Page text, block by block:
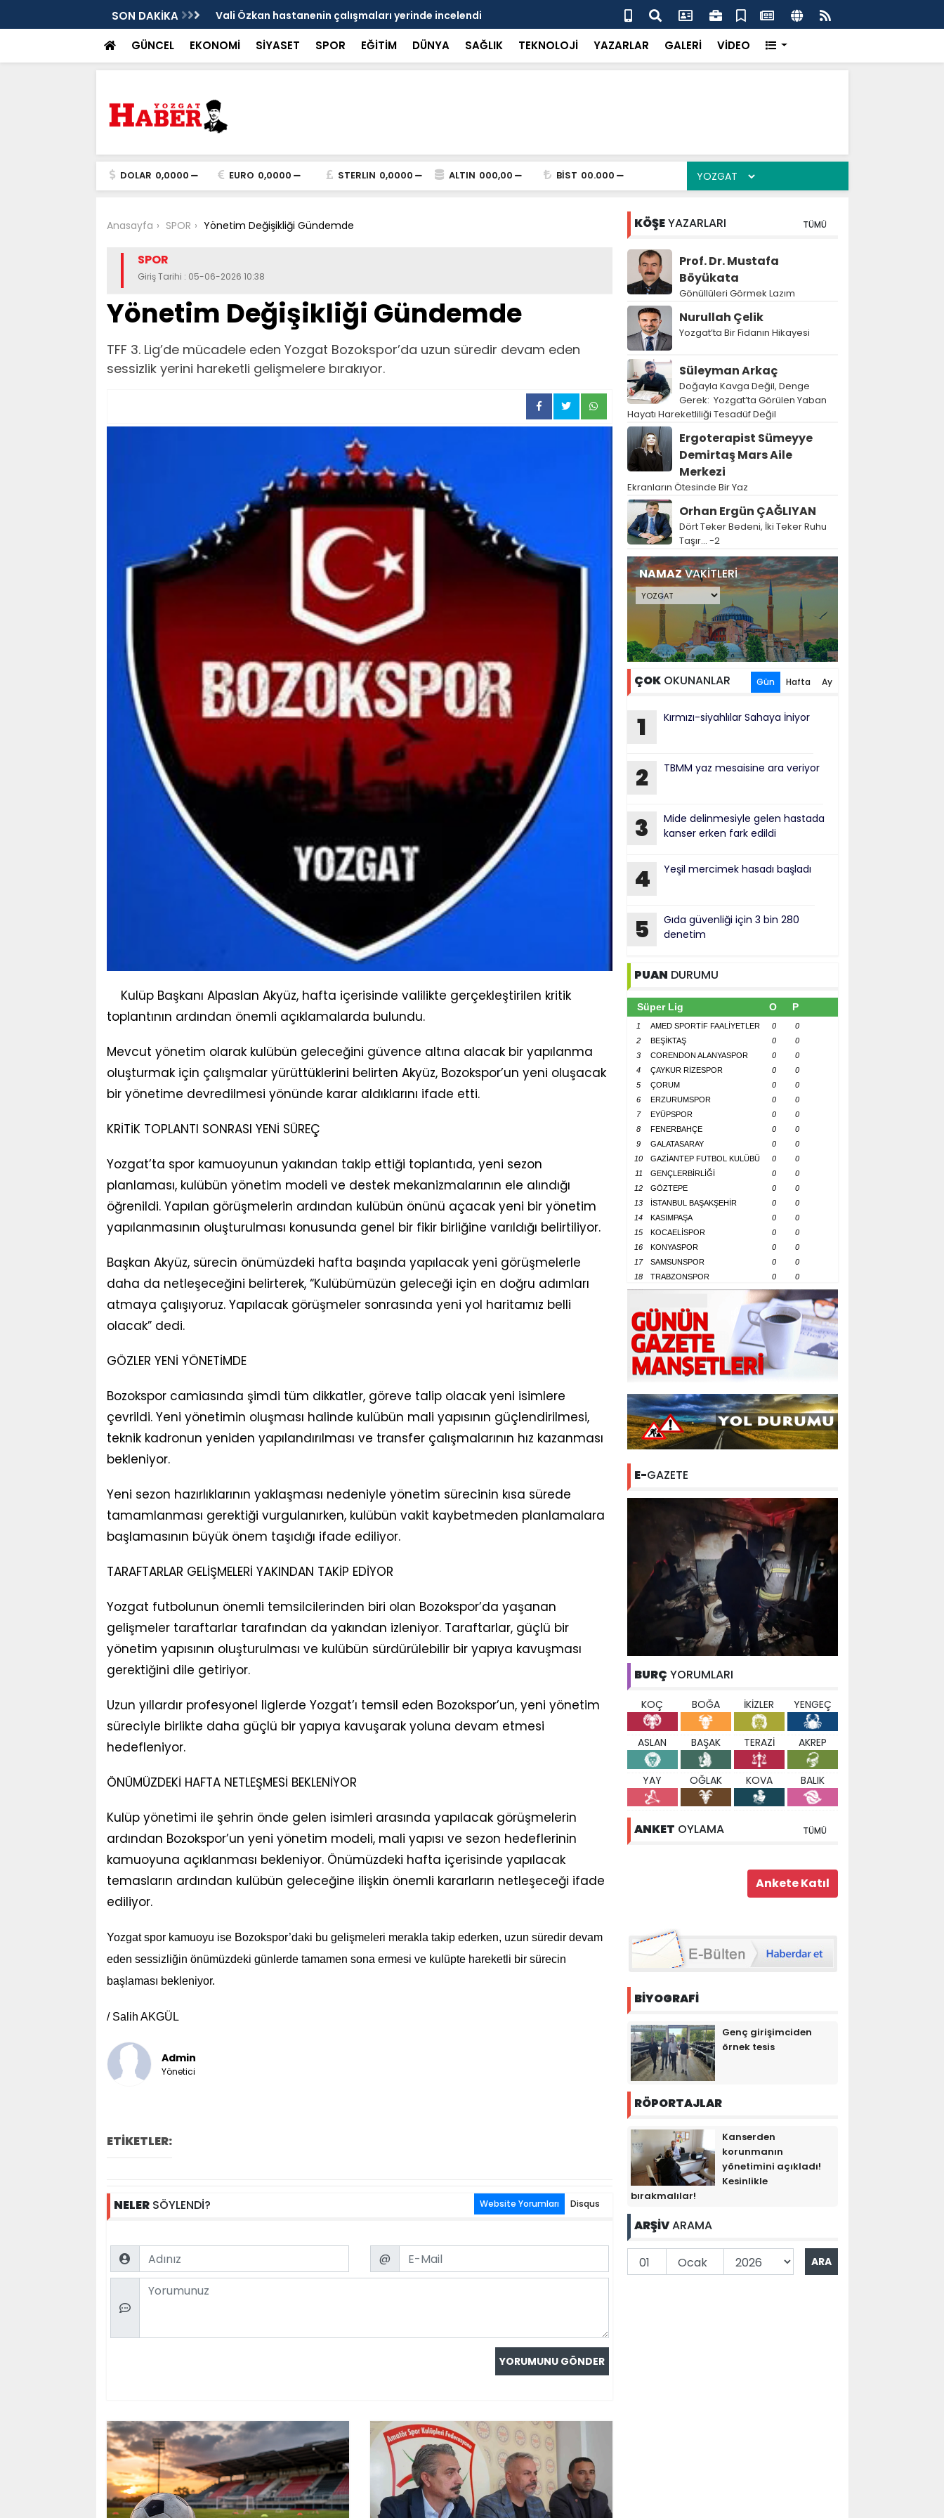
SON DAKİKA Vali Özkan hastanenin çalışmaları yerinde incelendi Karaarslan'dan UMKE'ye övgü
GÜNCEL EKONOMİ SİYASET SPOR EĞİTİM DÜNYA SAĞLIK TEKNOLOJİ YAZARLAR GALERİ VİDEO
DOLAR 0,0000 EURO 0,0000 STERLIN 0,0000 ALTIN 000,00 BİST 00.000
Anasayfa SPOR Yönetim Değişikliği Gündemde
SPOR
Giriş Tarihi : 05-06-2026 10:38
Yönetim Değişikliği Gündemde
TFF 3. Lig’de mücadele eden Yozgat Bozokspor’da uzun süredir devam eden
sessizlik yerini hareketli gelişmelere bırakıyor.
Kulüp Başkanı Alpaslan Akyüz, hafta içerisinde valilikte gerçekleştirilen kritik
toplantının ardından önemli açıklamalarda bulundu.
Mevcut yönetim olarak kulübün geleceğini güvence altına alacak bir yapılanma
oluşturmak için çalışmalar yürüttüklerini belirten Akyüz, Bozokspor’un yeni oluşacak
bir yönetime devredilmesi yönünde karar aldıklarını ifade etti.
KRİTİK TOPLANTI SONRASI YENİ SÜREÇ
Yozgat’ta spor kamuoyunun yakından takip ettiği toplantıda, yeni sezon
planlaması, kulübün yönetim modeli ve destek mekanizmalarının ele alındığı
öğrenildi. Yapılan görüşmelerin ardından kulübün önünü açacak yeni bir yönetim
yapılanmasının oluşturulması konusunda genel bir fikir birliğine varıldığı belirtiliyor.
Başkan Akyüz, sürecin önümüzdeki hafta başında yapılacak yeni görüşmelerle
daha da netleşeceğini belirterek, “Kulübümüzün geleceği için en doğru adımları
atmaya çalışıyoruz. Yapılacak görüşmeler sonrasında yeni yol haritamız belli
olacak” dedi.
GÖZLER YENİ YÖNETİMDE
Bozokspor camiasında şimdi tüm dikkatler, göreve talip olacak yeni isimlere
çevrildi. Yeni yönetimin oluşması halinde kulübün mali yapısının güçlendirilmesi,
teknik kadronun yeniden yapılandırılması ve transfer çalışmalarının hız kazanması
bekleniyor.
Yeni sezon hazırlıklarının yaklaşması nedeniyle yönetim sürecinin kısa sürede
tamamlanması gerektiği vurgulanırken, kulübün vakit kaybetmeden planlamalara
başlamasının büyük önem taşıdığı ifade ediliyor.
TARAFTARLAR GELİŞMELERİ YAKINDAN TAKİP EDİYOR
Yozgat futbolunun önemli temsilcilerinden biri olan Bozokspor’da yaşanan
gelişmeler taraftarlar tarafından da yakından izleniyor. Taraftarlar, güçlü bir
yönetim yapısının oluşturulması ve kulübün sürdürülebilir bir yapıya kavuşması
gerektiğini dile getiriyor.
Uzun yıllardır profesyonel liglerde Yozgat’ı temsil eden Bozokspor’un, yeni yönetim
süreciyle birlikte daha güçlü bir yapıya kavuşarak yoluna devam etmesi
hedefleniyor.
ÖNÜMÜZDEKİ HAFTA NETLEŞMESİ BEKLENİYOR
Kulüp yönetimi ile şehrin önde gelen isimleri arasında yapılacak görüşmelerin
ardından Bozokspor’un yeni yönetim modeli, mali yapısı ve sezon hedeflerinin
kamuoyuna açıklanması bekleniyor. Önümüzdeki hafta içerisinde yapılacak
temasların ardından kulübün geleceğine ilişkin önemli kararların netleşeceği ifade
ediliyor.
Yozgat spor kamuoyu ise Bozokspor’daki bu gelişmeleri merakla takip ederken, uzun süredir devam
eden sessizliğin önümüzdeki günlerde tamamen sona ermesi ve kulüpte hareketli bir sürecin
başlaması bekleniyor.
/ Salih AKGÜL
Admin
Yönetici
ETİKETLER:
NELERSÖYLENDİ? Website Yorumları Disqus
Name Email
@
Comment
KÖŞEYAZARLARI TÜMÜ
Prof. Dr. Mustafa
Böyükata
Gönüllüleri Görmek Lazım
Nurullah Çelik
Yozgat’ta Bir Fidanın Hikayesi
Süleyman Arkaç
Doğayla Kavga Değil, Denge
Gerek: Yozgat’ta Görülen Yaban
Hayatı Hareketliliği Tesadüf Değil
Ergoterapist Sümeyye
Demirtaş Mars Aile
Merkezi
Ekranların Ötesinde Bir Yaz
Orhan Ergün ÇAĞLIYAN
Dört Teker Bedeni, İki Teker Ruhu
Taşır… -2
NAMAZVAKİTLERİ
ÇOKOKUNANLAR Gün Hafta Ay
1 Kırmızı-siyahlılar Sahaya İniyor
2 TBMM yaz mesaisine ara veriyor
3
Mide delinmesiyle gelen hastada
kanser erken fark edildi
4 Yeşil mercimek hasadı başladı
5
Gıda güvenliği için 3 bin 280
denetim
PUAN DURUMU
Süper Lig O P
1 AMED SPORTİF FAALİYETLER 0
0
2
BEŞİKTAŞ 0
0
3
CORENDON ALANYASPOR 0
0
4
ÇAYKUR RİZESPOR 0
0
5
ÇORUM 0
0
6
ERZURUMSPOR 0
0
7
EYÜPSPOR 0
0
8
FENERBAHÇE 0
0
9
GALATASARAY 0
0
10
GAZİANTEP FUTBOL KULÜBÜ 0
0
11
GENÇLERBİRLİĞİ 0
0
12
GÖZTEPE 0
0
13
İSTANBUL BAŞAKŞEHİR 0
0
14
KASIMPAŞA 0
0
15
KOCAELİSPOR 0
0
16
KONYASPOR 0
0
17
SAMSUNSPOR 0
0
18
TRABZONSPOR 0 0
E-GAZETE
BURÇ YORUMLARI
KOÇ BOĞA İKİZLER YENGEÇ
ASLAN BAŞAK TERAZİ AKREP
YAY OĞLAK KOVA BALIK
ANKET OYLAMA TÜMÜ
BİYOGRAFİ
Genç girişimciden
örnek tesis
RÖPORTAJLAR
Kanserden
korunmanın
yönetimini açıkladı!
Kesinlikle
bırakmalılar!
ARŞİVARAMA